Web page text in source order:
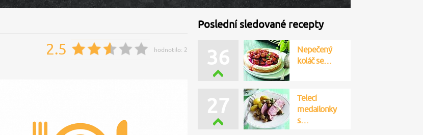
2.5 hodnotilo: 2
Poslední sledované recepty
37
Nepečený
koláč se…
27
Telecí
medailonky
s…